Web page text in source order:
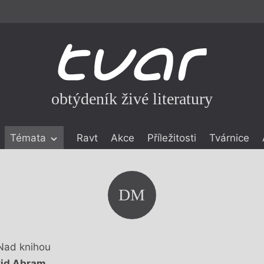
obtýdeník živé literatury
Témata Ravt Akce Příležitosti Tvárnice
DM
knihou